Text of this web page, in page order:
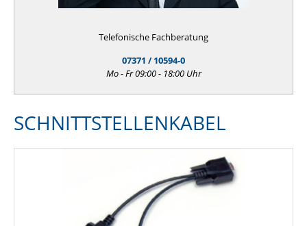
Telefonische Fachberatung
07371 / 10594-0
Mo - Fr 09:00 - 18:00 Uhr
SCHNITTSTELLENKABEL